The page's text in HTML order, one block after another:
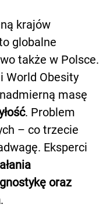
krajów
globalne
także w Polsce.
World Obesity
masę
. Problem
– co trzecie
Eksperci
oraz
.